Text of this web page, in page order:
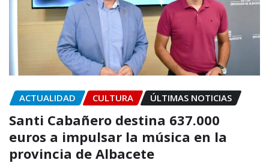
ACTUALIDAD CULTURA ÚLTIMAS NOTICIAS
Santi Cabañero destina 637.000
euros a impulsar la música en la
provincia de Albacete